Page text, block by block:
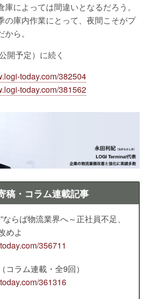
によっては間違いとなるだろう。
の庫内作業にとって、夜間こそがプ
ら。
開予定）に続く
today.com/382504
today.com/381562
稿・コラム連載記事
ならば物流業界へ～正社員不足、
めよ
356711
コラム連載・全9回）
361316